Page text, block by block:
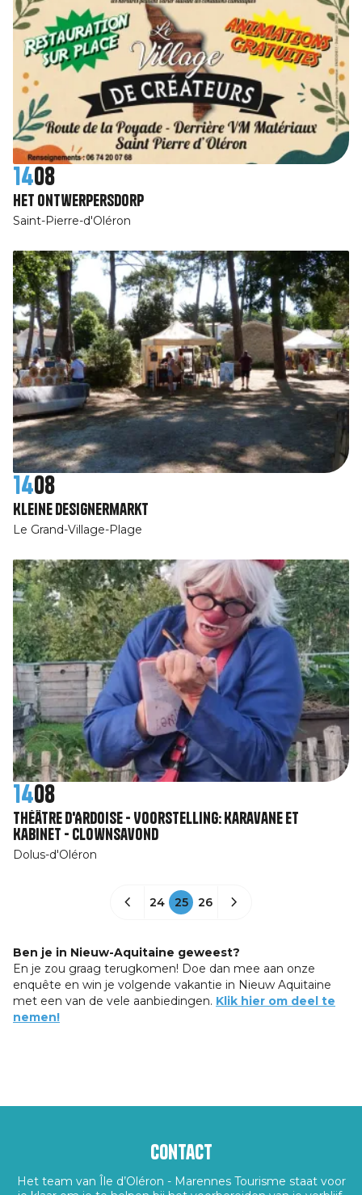
1408
Het ontwerpersdorp
Saint-Pierre-d'Oléron
1408
Kleine designermarkt
Le Grand-Village-Plage
1408
Théâtre d'Ardoise - Voorstelling: Karavane et
Kabinet - Clownsavond
Dolus-d'Oléron
24 25 26
Ben je in Nieuw-Aquitaine geweest?
En je zou graag terugkomen! Doe dan mee aan onze
enquête en win je volgende vakantie in Nieuw Aquitaine
met een van de vele aanbiedingen. Klik hier om deel te
nemen!
Contact
Het team van Île d’Oléron - Marennes Tourisme staat voor